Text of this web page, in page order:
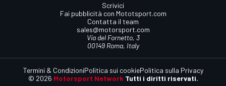
Scrivici
Fai pubblicità con Mototsport.com
Contatta il team
sales@motorsport.com
Via del Fornetto, 3
00149 Roma, Italy
© 2026 Motorsport Network Tutti i diritti riservati.
Termini & CondizioniPolitica sui cookiePolitica sulla Privacy